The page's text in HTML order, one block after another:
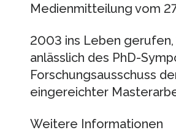
Medienmitteilung vom
2003 ins Leben
anlässlich des PhD-
Forschungsausschuss
eingereichter
Weitere Informationen